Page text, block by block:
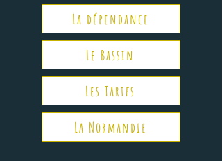
La dépendance
Le Bassin
Les Tarifs
La Normandie